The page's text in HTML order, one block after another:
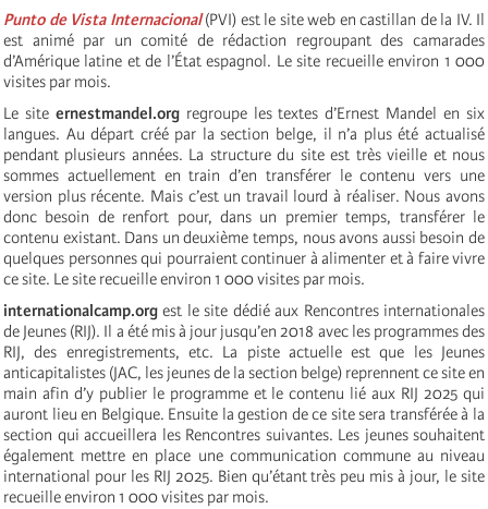
Punto de Vista Internacional (PVI) est le site web en castillan de la IV. Il
est animé par un comité de rédaction regroupant des camarades
d’Amérique latine et de l’État espagnol. Le site recueille environ 1 000
visites par mois.
Le site ernestmandel.org regroupe les textes d’Ernest Mandel en six
langues. Au départ créé par la section belge, il n’a plus été actualisé
pendant plusieurs années. La structure du site est très vieille et nous
sommes actuellement en train d’en transférer le contenu vers une
version plus récente. Mais c’est un travail lourd à réaliser. Nous avons
donc besoin de renfort pour, dans un premier temps, transférer le
contenu existant. Dans un deuxième temps, nous avons aussi besoin de
quelques personnes qui pourraient continuer à alimenter et à faire vivre
ce site. Le site recueille environ 1 000 visites par mois.
internationalcamp.org est le site dédié aux Rencontres internationales
de Jeunes (RIJ). Il a été mis à jour jusqu’en 2018 avec les programmes des
RIJ, des enregistrements, etc. La piste actuelle est que les Jeunes
anticapitalistes (JAC, les jeunes de la section belge) reprennent ce site en
main afin d’y publier le programme et le contenu lié aux RIJ 2025 qui
auront lieu en Belgique. Ensuite la gestion de ce site sera transférée à la
section qui accueillera les Rencontres suivantes. Les jeunes souhaitent
également mettre en place une communication commune au niveau
international pour les RIJ 2025. Bien qu’étant très peu mis à jour, le site
recueille environ 1 000 visites par mois.